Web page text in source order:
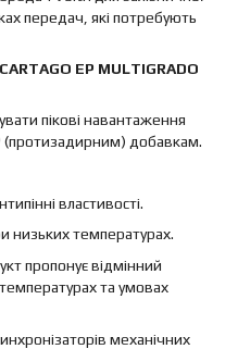
передач, які потребують
EP MULTIGRADO
пікові навантаження
(протизадирним) добавкам.
властивості.
низьких температурах.
пропонує відмінний
та умовах
механічних